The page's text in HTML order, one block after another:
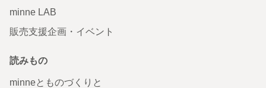
minne LAB
販売支援企画・イベント
読みもの
minneとものづくりと